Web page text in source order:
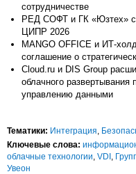
сотрудничестве
РЕД СОФТ и ГК «Юзтех»
ЦИПР 2026
MANGO OFFICE и ИТ-
соглашение о
Cloud.ru и DIS Group
облачного
управлению данными
Тематики: Интеграция,
Ключевые слова:
облачные технологии, VDI ,
Увеон